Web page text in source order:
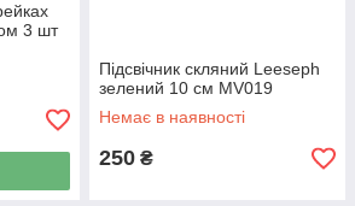
3 шт
Підсвічник скляний Leeseph
зелений 10 см MV019
Немає в наявності
250 ₴